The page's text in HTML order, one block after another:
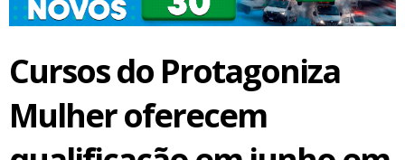
Cursos do Protagoniza
Mulher oferecem